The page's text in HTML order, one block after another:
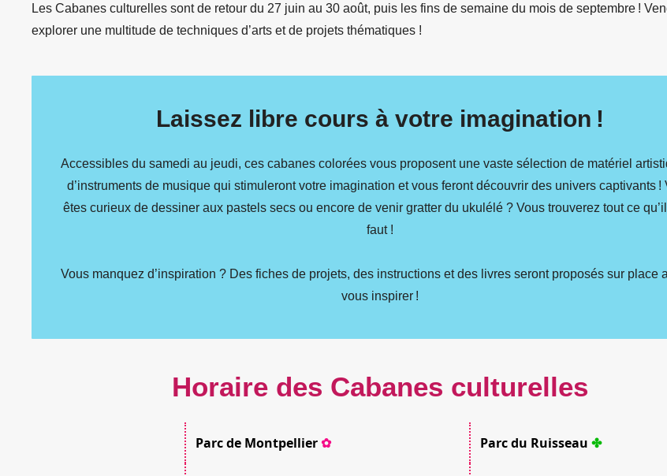
Les Cabanes culturelles sont de retour du 27 juin au 30 août, puis les fins de semaine du mois de septembre !
explorer une multitude de techniques d’arts et de projets thématiques !
Laissez libre cours à votre imagination !
Accessibles du samedi au jeudi, ces cabanes colorées vous proposent une vaste sélection de matériel
d’instruments de musique qui stimuleront votre imagination et vous feront découvrir des univers captivants !
êtes curieux de dessiner aux pastels secs ou encore de venir gratter du ukulélé ? Vous trouverez tout ce
faut !
Vous manquez d’inspiration ? Des fiches de projets, des instructions et des livres seront proposés sur place
vous inspirer !
Horaire des Cabanes culturelles
Parc de Montpellier ✿ Parc du Ruisseau ✤